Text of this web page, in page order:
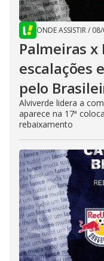
ONDE ASSISTIR/
Palmeiras
escalações
pelo
Alviverde lidera a
aparece na 17ª
rebaixamento